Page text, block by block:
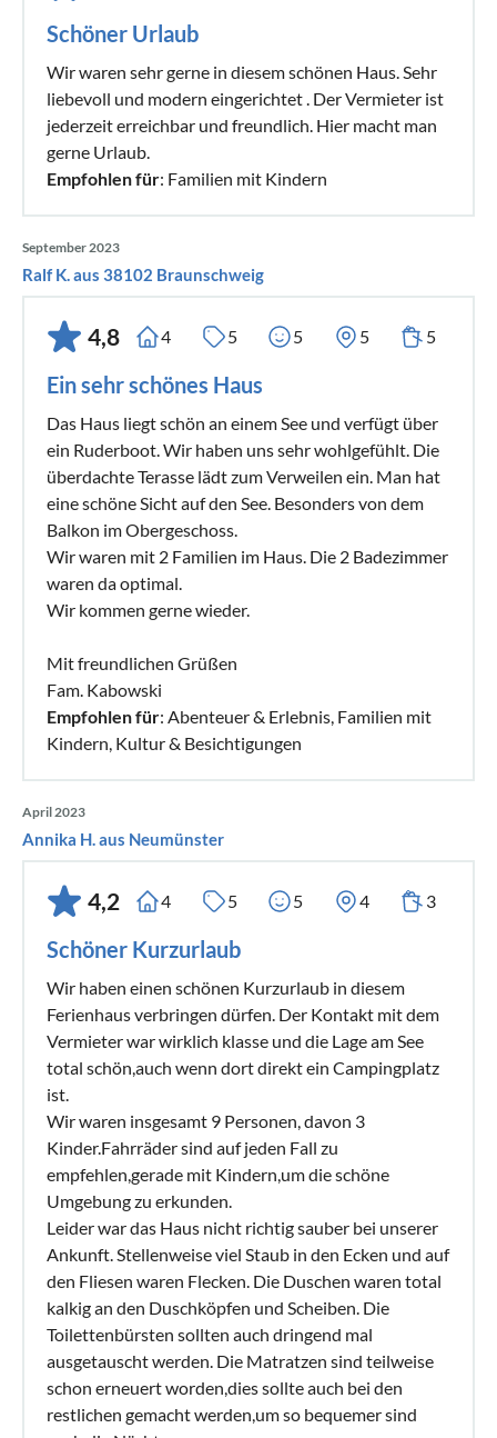
Schöner Urlaub
Wir waren sehr gerne in diesem schönen Haus. Sehr
liebevoll und modern eingerichtet . Der Vermieter ist
jederzeit erreichbar und freundlich. Hier macht man
gerne Urlaub.
Empfohlen für: Familien mit Kindern
September 2023
Ralf K. aus 38102 Braunschweig
4,8 4 5 5 5 5
Ein sehr schönes Haus
Das Haus liegt schön an einem See und verfügt über
ein Ruderboot. Wir haben uns sehr wohlgefühlt. Die
überdachte Terasse lädt zum Verweilen ein. Man hat
eine schöne Sicht auf den See. Besonders von dem
Balkon im Obergeschoss.
Wir waren mit 2 Familien im Haus. Die 2 Badezimmer
waren da optimal.
Wir kommen gerne wieder.
Mit freundlichen Grüßen
Fam. Kabowski
Empfohlen für: Abenteuer & Erlebnis, Familien mit
Kindern, Kultur & Besichtigungen
April 2023
Annika H. aus Neumünster
4,2 4 5 5 4 3
Schöner Kurzurlaub
Wir haben einen schönen Kurzurlaub in diesem
Ferienhaus verbringen dürfen. Der Kontakt mit dem
Vermieter war wirklich klasse und die Lage am See
total schön,auch wenn dort direkt ein Campingplatz
ist.
Wir waren insgesamt 9 Personen, davon 3
Kinder.Fahrräder sind auf jeden Fall zu
empfehlen,gerade mit Kindern,um die schöne
Umgebung zu erkunden.
Leider war das Haus nicht richtig sauber bei unserer
Ankunft. Stellenweise viel Staub in den Ecken und auf
den Fliesen waren Flecken. Die Duschen waren total
kalkig an den Duschköpfen und Scheiben. Die
Toilettenbürsten sollten auch dringend mal
ausgetauscht werden. Die Matratzen sind teilweise
schon erneuert worden,dies sollte auch bei den
restlichen gemacht werden,um so bequemer sind